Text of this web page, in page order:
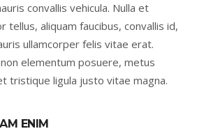
convallis vehicula. Nulla et
aliquam faucibus, convallis id,
ullamcorper felis vitae erat.
elementum posuere, metus
tristique ligula justo vitae magna.
ENIM